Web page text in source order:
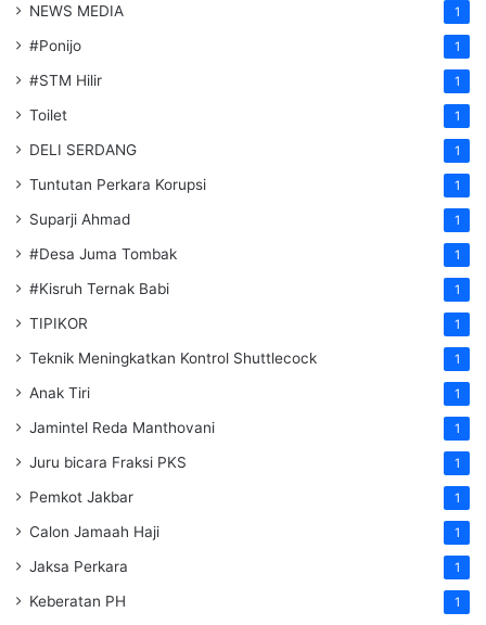
NEWS MEDIA 1
#Ponijo 1
#STM Hilir 1
Toilet 1
DELI SERDANG 1
Tuntutan Perkara Korupsi 1
Suparji Ahmad 1
#Desa Juma Tombak 1
#Kisruh Ternak Babi 1
TIPIKOR 1
Teknik Meningkatkan Kontrol Shuttlecock 1
Anak Tiri 1
Jamintel Reda Manthovani 1
Juru bicara Fraksi PKS 1
Pemkot Jakbar 1
Calon Jamaah Haji 1
Jaksa Perkara 1
Keberatan PH 1